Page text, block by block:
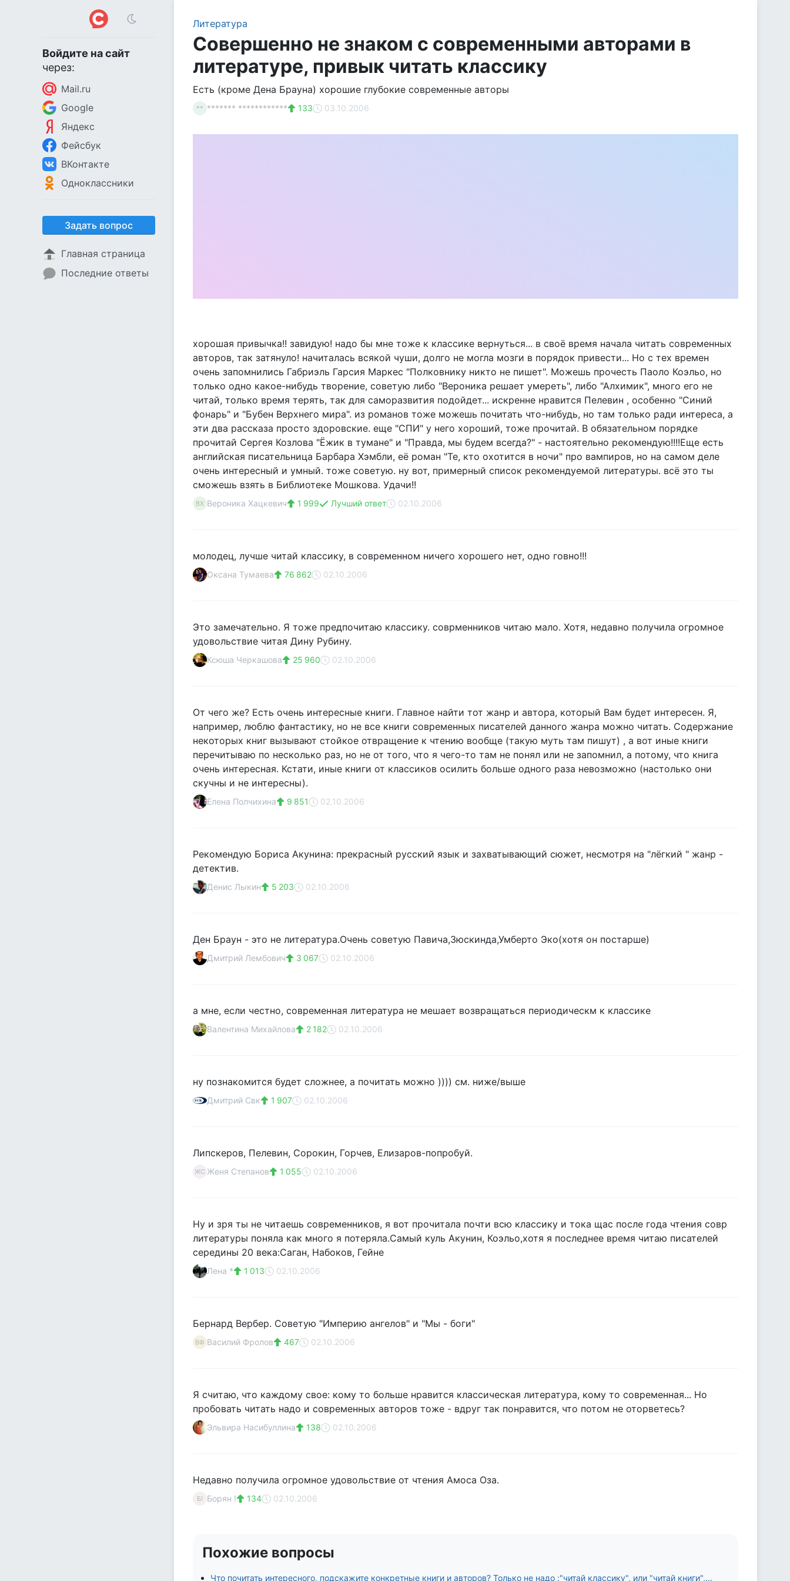
Войдите на сайт
через:
Mail.ru
Google
Яндекс
Фейсбук
ВКонтакте
Одноклассники
Задать вопрос
Главная страница
Последние ответы
Литература
Совершенно не знаком с современными авторами в
литературе, привык читать классику
Есть (кроме Дена Брауна) хорошие глубокие современные авторы
** ******* ************ 133 03.10.2006
хорошая привычка!! завидую! надо бы мне тоже к классике вернуться... в своё время начала читать современных
авторов, так затянуло! начиталась всякой чуши, долго не могла мозги в порядок привести... Но с тех времен
очень запомнились Габриэль Гарсия Маркес "Полковнику никто не пишет". Можешь прочесть Паоло Коэльо, но
только одно какое-нибудь творение, советую либо "Вероника решает умереть", либо "Алхимик", много его не
читай, только время терять, так для саморазвития подойдет... искренне нравится Пелевин , особенно "Синий
фонарь" и "Бубен Верхнего мира". из романов тоже можешь почитать что-нибудь, но там только ради интереса, а
эти два рассказа просто здоровские. еще "СПИ" у него хороший, тоже прочитай. В обязательном порядке
прочитай Сергея Козлова "Ёжик в тумане" и "Правда, мы будем всегда?" - настоятельно рекомендую!!!!Еще есть
английская писательница Барбара Хэмбли, её роман "Те, кто охотится в ночи" про вампиров, но на самом деле
очень интересный и умный. тоже советую. ну вот, примерный список рекомендуемой литературы. всё это ты
сможешь взять в Библиотеке Мошкова. Удачи!!
ВХ Вероника Хацкевич 1 999 Лучший ответ 02.10.2006
молодец, лучше читай классику, в современном ничего хорошего нет, одно говно!!!
Оксана Тумаева 76 862 02.10.2006
Это замечательно. Я тоже предпочитаю классику. соврменников читаю мало. Хотя, недавно получила огромное
удовольствие читая Дину Рубину.
Ксюша Черкашова 25 960 02.10.2006
От чего же? Есть очень интересные книги. Главное найти тот жанр и автора, который Вам будет интересен. Я,
например, люблю фантастику, но не все книги современных писателей данного жанра можно читать. Содержание
некоторых книг вызывают стойкое отвращение к чтению вообще (такую муть там пишут) , а вот иные книги
перечитываю по несколько раз, но не от того, что я чего-то там не понял или не запомнил, а потому, что книга
очень интересная. Кстати, иные книги от классиков осилить больше одного раза невозможно (настолько они
скучны и не интересны).
Елена Полчихина 9 851 02.10.2006
Рекомендую Бориса Акунина: прекрасный русский язык и захватывающий сюжет, несмотря на "лёгкий " жанр -
детектив.
Денис Лыкин 5 203 02.10.2006
Ден Браун - это не литература.Очень советую Павича,Зюскинда,Умберто Эко(хотя он постарше)
Дмитрий Лембович 3 067 02.10.2006
а мне, если честно, современная литература не мешает возвращаться периодическм к классике
Валентина Михайлова 2 182 02.10.2006
ну познакомится будет сложнее, а почитать можно )))) см. ниже/выше
Дмитрий Свк 1 907 02.10.2006
Липскеров, Пелевин, Сорокин, Горчев, Елизаров-попробуй.
ЖС Женя Степанов 1 055 02.10.2006
Ну и зря ты не читаешь современников, я вот прочитала почти всю классику и тока щас после года чтения совр
литературы поняла как много я потеряла.Самый куль Акунин, Коэльо,хотя я последнее время читаю писателей
середины 20 века:Саган, Набоков, Гейне
Лена * 1 013 02.10.2006
Бернард Вербер. Советую "Империю ангелов" и "Мы - боги"
ВФ Василий Фролов 467 02.10.2006
Я считаю, что каждому свое: кому то больше нравится классическая литература, кому то современная... Но
пробовать читать надо и современных авторов тоже - вдруг так понравится, что потом не оторветесь?
Эльвира Насибуллина 138 02.10.2006
Недавно получила огромное удовольствие от чтения Амоса Оза.
Б! Борян ! 134 02.10.2006
Похожие вопросы
Что почитать интересного, подскажите конкретные книги и авторов? Только не надо :"читай классику", или "читай книги",...